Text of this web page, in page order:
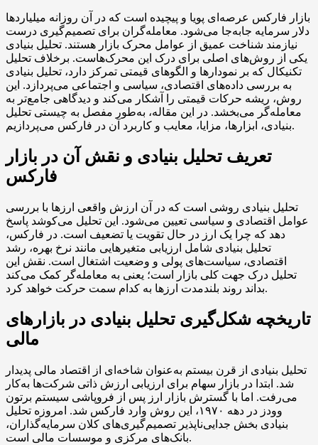
بازار فارکس عرصه‌ای پویا و پیچیده است که در آن روزانه میلیاردها
دلار سرمایه جابه‌جا می‌شود. معامله‌گران برای تصمیم‌گیری درست
نیازمند شناخت عمیق از عوامل محرک بازار هستند. تحلیل بنیادی
یکی از روش‌های اصلی برای درک این محرک‌هاست. برخلاف تحلیل
تکنیکال که بر نمودارها و الگوهای قیمتی تمرکز دارد، تحلیل بنیادی
به بررسی داده‌های اقتصادی، سیاسی و اجتماعی می‌پردازد. این
روش، ریشه حرکات قیمتی را آشکار می‌کند و دیدگاهی جامع‌تر به
معامله‌گر می‌بخشد. در این مقاله، به‌طور مفصل به چیستی تحلیل
بنیادی، ابزارها، مزایا، معایب و کاربرد آن در فارکس می‌پردازیم.
تعریف تحلیل بنیادی و نقش آن در بازار
فارکس
تحلیل بنیادی روشی است که در آن ارزش واقعی ارزها با بررسی
عوامل اقتصادی و سیاسی تعیین می‌شود. این تحلیل می‌کوشد پاسخ
دهد که چرا یک ارز در حال تقویت یا تضعیف است. در فارکس،
تحلیل بنیادی شامل ارزیابی متغیرهایی مانند نرخ بهره، رشد
اقتصادی، سیاست‌های پولی و وضعیت اشتغال است. نقش این
تحلیل درک جهت کلی بازار است؛ یعنی به معامله‌گر کمک می‌کند
بداند روند بلندمدت ارزها به کدام سمت حرکت خواهد کرد.
تاریخچه شکل‌گیری تحلیل بنیادی در بازارهای
مالی
تحلیل بنیادی از قرن بیستم به‌عنوان شاخه‌ای از اقتصاد مالی پدیدار
شد. ابتدا در بازار سهام برای ارزیابی ارزش ذاتی شرکت‌ها به‌کار
می‌رفت. اما با گسترش بازار ارز پس از فروپاشی سیستم برتون
وودز در دهه ۱۹۷۰، این روش وارد فارکس شد. امروزه تحلیل
بنیادی بخش جدایی‌ناپذیر تصمیم‌گیری‌های کلان سرمایه‌گذاران،
بانک‌های مرکزی و موسسات مالی است.